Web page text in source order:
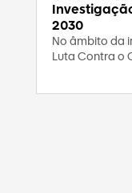
2030
No âmbito da
Luta Contra o